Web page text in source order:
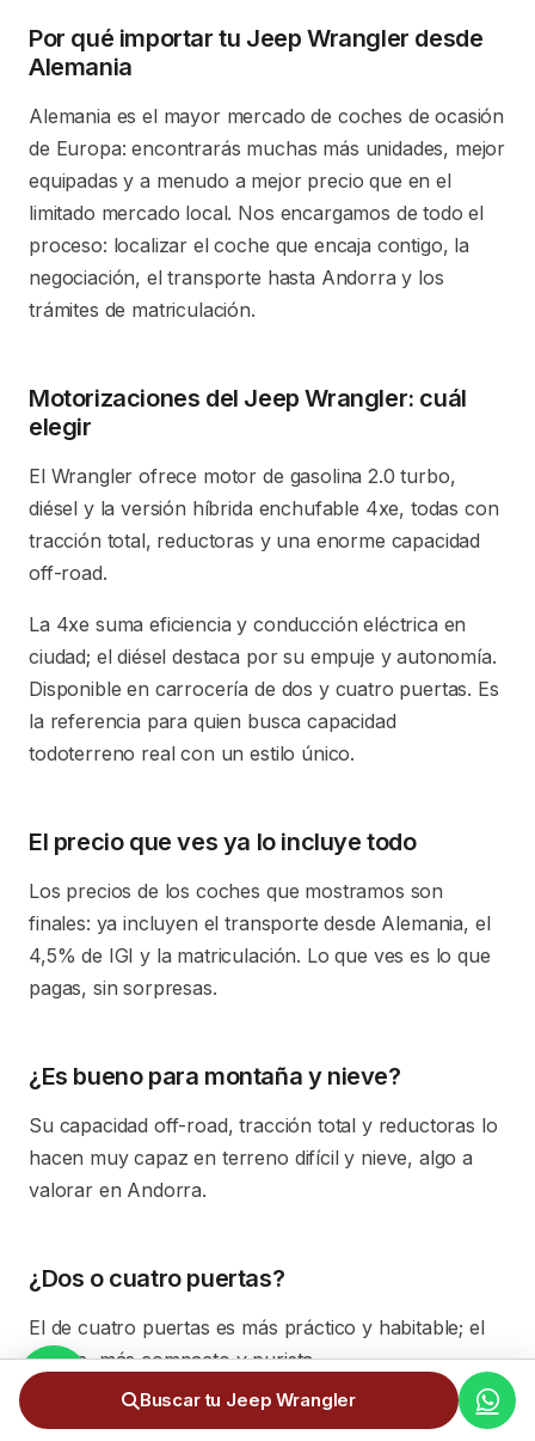
Por qué importar tu Jeep Wrangler desde
Alemania
Alemania es el mayor mercado de coches de ocasión
de Europa: encontrarás muchas más unidades, mejor
equipadas y a menudo a mejor precio que en el
limitado mercado local. Nos encargamos de todo el
proceso: localizar el coche que encaja contigo, la
negociación, el transporte hasta Andorra y los
trámites de matriculación.
Motorizaciones del Jeep Wrangler: cuál
elegir
El Wrangler ofrece motor de gasolina 2.0 turbo,
diésel y la versión híbrida enchufable 4xe, todas con
tracción total, reductoras y una enorme capacidad
off-road.
La 4xe suma eficiencia y conducción eléctrica en
ciudad; el diésel destaca por su empuje y autonomía.
Disponible en carrocería de dos y cuatro puertas. Es
la referencia para quien busca capacidad
todoterreno real con un estilo único.
El precio que ves ya lo incluye todo
Los precios de los coches que mostramos son
finales: ya incluyen el transporte desde Alemania, el
4,5% de IGI y la matriculación. Lo que ves es lo que
pagas, sin sorpresas.
¿Es bueno para montaña y nieve?
Su capacidad off-road, tracción total y reductoras lo
hacen muy capaz en terreno difícil y nieve, algo a
valorar en Andorra.
¿Dos o cuatro puertas?
El de cuatro puertas es más práctico y habitable; el
de dos, más compacto y purista.
Buscar tu Jeep Wrangler